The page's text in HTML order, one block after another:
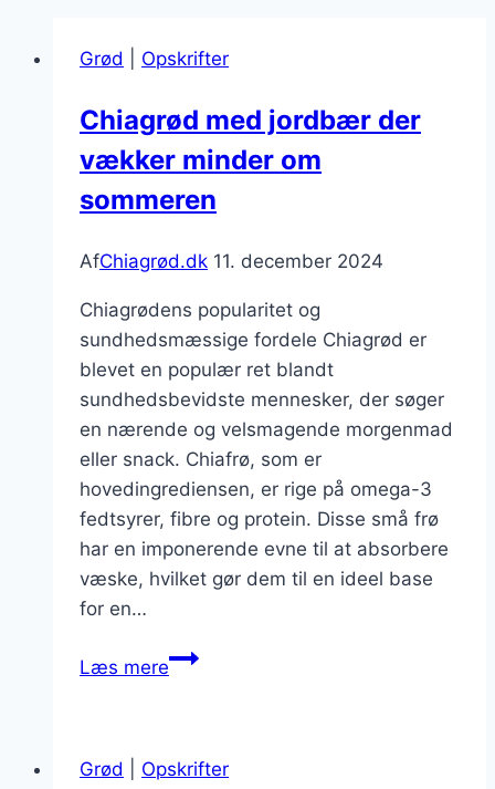
Grød Opskrifter
Chiagrød med jordbær der
vækker minder om
sommeren
AfChiagrød.dk 11. december 2024
Chiagrødens popularitet og
sundhedsmæssige fordele Chiagrød er
blevet en populær ret blandt
sundhedsbevidste mennesker, der søger
en nærende og velsmagende morgenmad
eller snack. Chiafrø, som er
hovedingrediensen, er rige på omega-3
fedtsyrer, fibre og protein. Disse små frø
har en imponerende evne til at absorbere
væske, hvilket gør dem til en ideel base
for en…
Læs mereChiagrød
vækker
Grød Opskrifter